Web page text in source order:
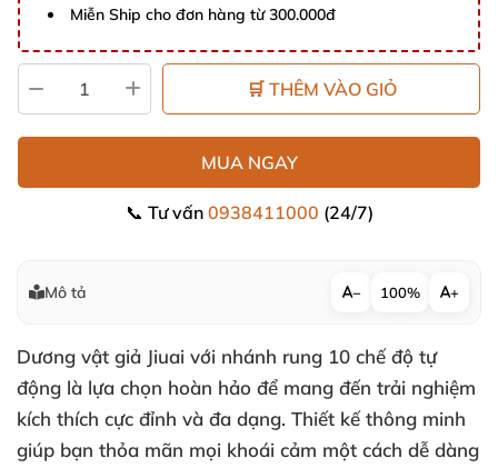
Miễn Ship cho đơn hàng từ 300.000đ
🛒 THÊM VÀO GIỎ
MUA NGAY
📞 Tư vấn 0938411000 (24/7)
Mô tả − 100% +
Dương vật giả Jiuai với nhánh rung 10 chế độ tự
động là lựa chọn hoàn hảo để mang đến trải nghiệm
kích thích cực đỉnh và đa dạng. Thiết kế thông minh
giúp bạn thỏa mãn mọi khoái cảm một cách dễ dàng